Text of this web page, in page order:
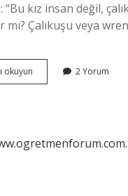
kız insan değil,
mı? Çalıkuşu veya
okuyun Çalıkuşu
Mu
2 Yorum